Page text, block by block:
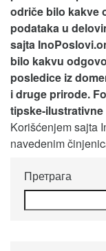
odriče bilo kakve
podataka u
sajta
bilo kakvu
posledice iz
i druge prirode.
tipske-
Korišćenjem sajta
navedenim
Претрага